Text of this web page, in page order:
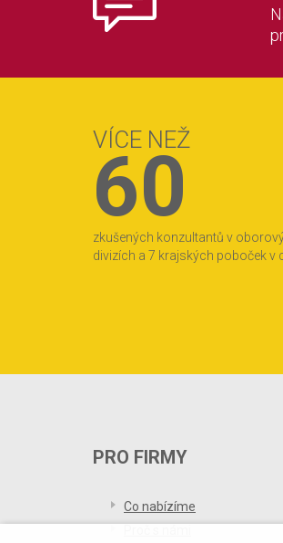
VÍCE NEŽ
60
zkušených konzultantů v
divizích a 7 krajských poboček v
PRO FIRMY
Co nabízíme